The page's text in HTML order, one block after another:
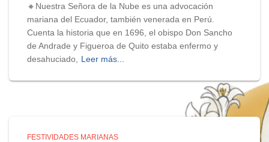
🔸Nuestra Señora de la Nube es una advocación
mariana del Ecuador, también venerada en Perú.
Cuenta la historia que en 1696, el obispo Don Sancho
de Andrade y Figueroa de Quito estaba enfermo y
desahuciado,
Leer más...
FESTIVIDADES MARIANAS